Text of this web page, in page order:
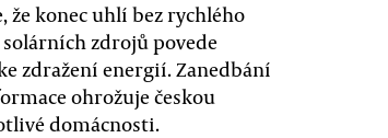
že konec uhlí bez rychlého
zdrojů povede
zdražení energií. Zanedbání
ohrožuje českou
domácnosti.